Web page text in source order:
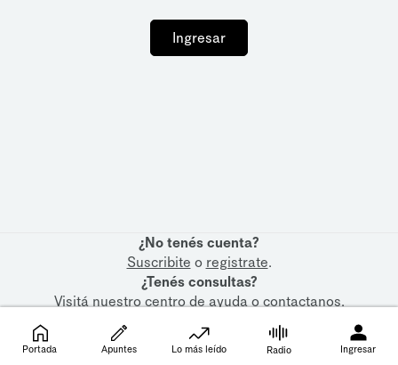
Ingresar
¿No tenés cuenta?
Suscribite o registrate.
¿Tenés consultas?
Visitá nuestrocentro de ayudaocontactanos.
Portada Apuntes Lo más leído Radio Ingresar